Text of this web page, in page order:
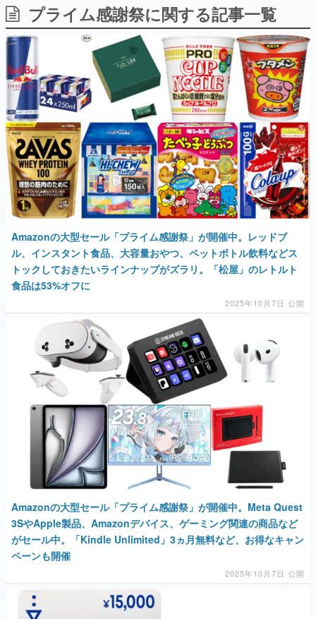
日本のコンテンツ産業やカルチャーに与えた影響を探る企
画です。
日本モバイルゲーム産業史
日本のモバイルゲーム史における主要なトピック・タイト
ルを網羅するほか、開発者へのインタビューや識者による
解説を掲載。約20年の歴史が一望できる決定版！
若ゲのいたり〜ゲームクリエイターの青春〜
『うつヌケ』『ペンと箸』等で知られるマンガ家・田中圭
一先生によるゲーム業界レポートマンガです。
なんでゲームは面白い？
ゲーム開発者・hamatsu氏がゲームの魅力を画面や操作の
具体的な形から解き明かしていく、硬派で骨太な評論連載
です。
ゲームが変えた日本語
の起源や用法の変遷を、コンピューター文化史研究家・タ
イニーP氏が徹底調査。
カテゴリ
特集記事
マンガ
女性向け
アプリレビュー
その他
電ファミニコゲーマーとは？
運営：株式会社マレ
プライム感謝祭に関する記事一覧
Amazonの大型セール「プライム感謝祭」が開催中。レッドブ
ル、インスタント食品、大容量おやつ、ペットボトル飲料などス
トックしておきたいラインナップがズラリ。「松屋」のレトルト
食品は53%オフに
2025年10月7日 公開
Amazonの大型セール「プライム感謝祭」が開催中。Meta Quest
3SやApple製品、Amazonデバイス、ゲーミング関連の商品など
がセール中。「Kindle Unlimited」3ヵ月無料など、お得なキャン
ペーンも開催
2025年10月7日 公開